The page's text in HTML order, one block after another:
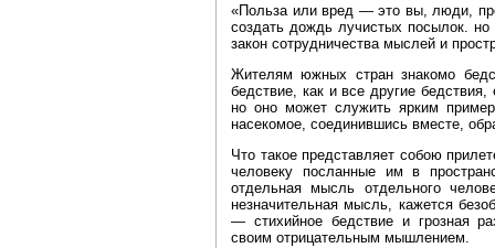
«Польза или вред — это вы, люди,
создать дождь лучистых посылок.
закон сотрудничества мыслей и
Жителям южных стран знакомо
бедствие, как и все другие
но оно может служить ярким
насекомое, соединившись вместе,
Что такое представляет собою
человеку посланные им в
отдельная мысль отдельного
незначительная мысль, кажется
— стихийное бедствие и грозная
своим отрицательным мышлением.